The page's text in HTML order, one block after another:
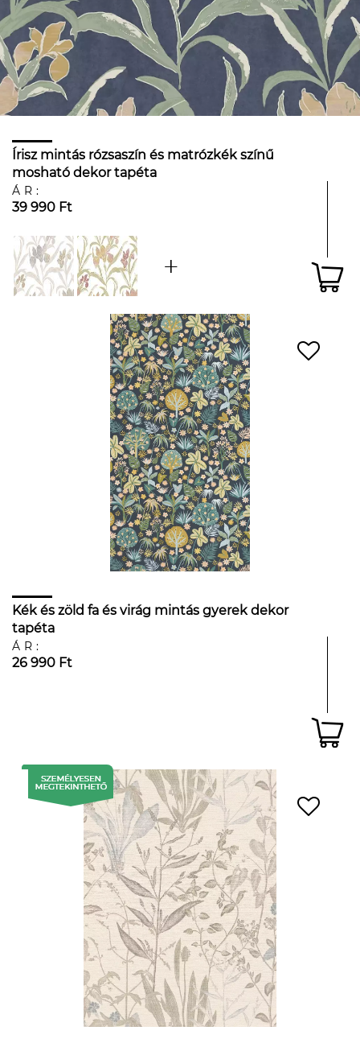
Írisz mintás rózsaszín és matrózkék színű
mosható dekor tapéta
ÁR:
39 990 Ft
Kék és zöld fa és virág mintás gyerek dekor
tapéta
ÁR:
26 990 Ft